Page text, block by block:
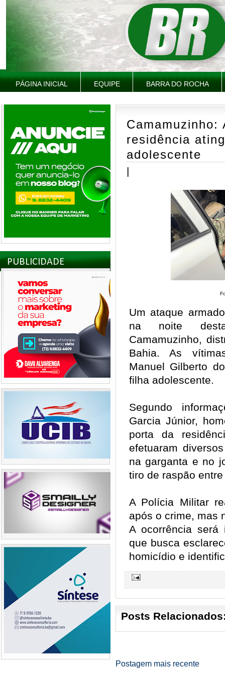
PÁGINA INICIAL EQUIPE BARRA DO ROCHA
PUBLICIDADE
residência
adolescente
|
Um ataque
na noite
Camamuzinho,
Bahia. As
Manuel Gilberto
filha adolescente.
Segundo
Garcia Júnior,
porta da
efetuaram
na garganta e no
tiro de raspão
A Polícia Militar
após o crime, mas
A ocorrência será
que busca
homicídio e
Posts
Postagem mais recente